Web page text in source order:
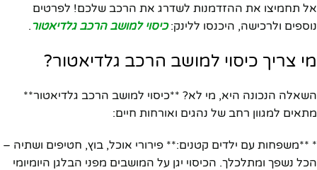
אל תחמיצו את ההזדמנות לשדרג את הרכב שלכם! לפרטים
נוספים ולרכישה, היכנסו ללינק:כיסוי למושב הרכב גלדיאטור.
מי צריך כיסוי למושב הרכב גלדיאטור?
השאלה הנכונה היא, מי לא? **כיסוי למושב הרכב גלדיאטור**
מתאים למגוון רחב של נהגים ואורחות חיים:
* **משפחות עם ילדים קטנים:** פירורי אוכל, בוץ, חטיפים ושתיה –
הכל נשפך ומתלכלך. הכיסוי יגן על המושבים מפני הבלגן היומיומי